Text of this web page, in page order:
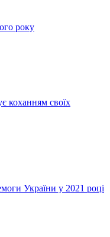
року
коханням своїх
України у 2021 році